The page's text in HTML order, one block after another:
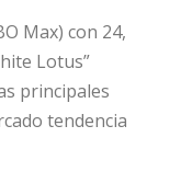
Max) con 24,
Lotus”
principales
tendencia